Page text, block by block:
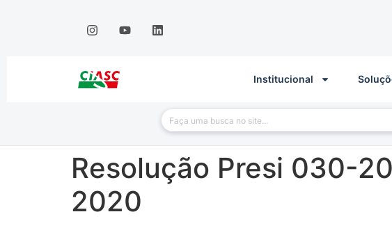
Institucional
Resolução Presi 030-
2020